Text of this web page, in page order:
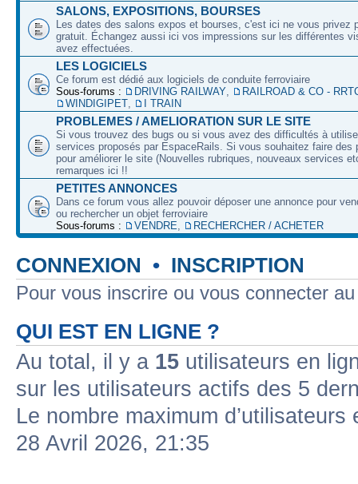
SALONS, EXPOSITIONS, BOURSES
Les dates des salons expos et bourses, c'est ici ne vous privez
gratuit. Échangez aussi ici vos impressions sur les différentes
avez effectuées.
LES LOGICIELS
Ce forum est dédié aux logiciels de conduite ferroviaire
Sous-forums :
DRIVING RAILWAY,
RAILROAD & CO -
WINDIGIPET, I TRAIN
PROBLEMES / AMELIORATION SUR LE SITE
Si vous trouvez des bugs ou si vous avez des difficultés à
services proposés par EspaceRails. Si vous souhaitez faire des
pour améliorer le site (Nouvelles rubriques, nouveaux services
remarques ici !!
PETITES ANNONCES
Dans ce forum vous allez pouvoir déposer une annonce pour
ou rechercher un objet ferroviaire
Sous-forums :
VENDRE, RECHERCHER / ACHETER
CONNEXION • INSCRIPTION
Pour vous inscrire ou vous connecter
QUI EST EN LIGNE ?
Au total, il y a 15 utilisateurs en
sur les utilisateurs actifs des 5
Le nombre maximum
28 Avril 2026, 21:35